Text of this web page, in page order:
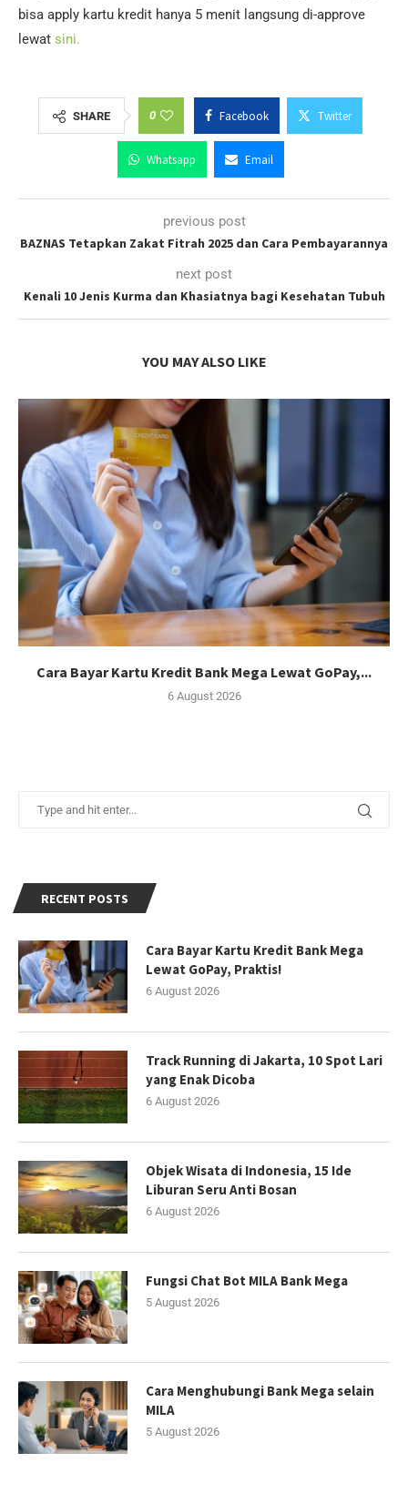
bisa apply kartu kredit hanya 5 menit langsung di-approve
lewat sini.
SHARE 0 Facebook Twitter
Whatsapp Email
previous post
BAZNAS Tetapkan Zakat Fitrah 2025 dan Cara Pembayarannya
next post
Kenali 10 Jenis Kurma dan Khasiatnya bagi Kesehatan Tubuh
YOU MAY ALSO LIKE
Cara Bayar Kartu Kredit Bank Mega Lewat GoPay,...
6 August 2026
RECENT POSTS
Cara Bayar Kartu Kredit Bank Mega
Lewat GoPay, Praktis!
6 August 2026
Track Running di Jakarta, 10 Spot Lari
yang Enak Dicoba
6 August 2026
Objek Wisata di Indonesia, 15 Ide
Liburan Seru Anti Bosan
6 August 2026
Fungsi Chat Bot MILA Bank Mega
5 August 2026
Cara Menghubungi Bank Mega selain
MILA
5 August 2026